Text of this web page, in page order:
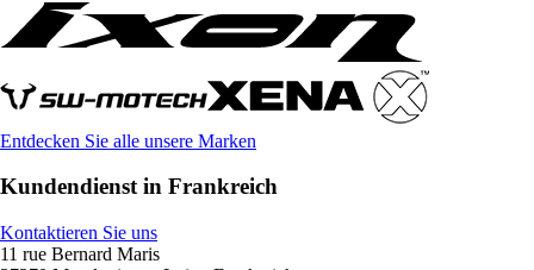
Entdecken Sie alle unsere Marken
Kundendienst in Frankreich
Kontaktieren Sie uns
11 rue Bernard Maris